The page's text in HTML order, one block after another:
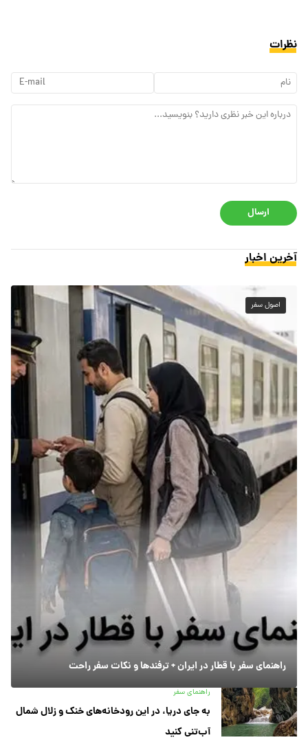
نظرات
ارسال
آخرین اخبار
اصول سفر
راهنمای سفر با قطار در ایران + ترفندها و نکات سفر راحت
راهنمای سفر
به جای دریا، در این رودخانه‌های خنک و زلال شمال
آب‌تنی کنید